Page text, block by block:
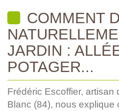
COMMENT
JARDIN :
POTAGER...
Frédéric Escoffier, artisan
Blanc (84), nous explique